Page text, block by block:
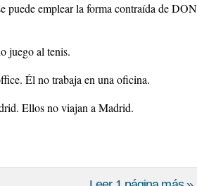
puede emplear la forma contraída de
juego al tenis.
Él no trabaja en una oficina.
Ellos no viajan a Madrid.